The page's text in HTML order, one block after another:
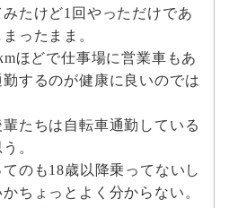
たけど1回やっただけであ
ったまま。
ほどで仕事場に営業車もあ
するのが健康に良いのでは
たちは自転車通勤している
。
のも18歳以降乗ってないし
ちょっとよく分からない。